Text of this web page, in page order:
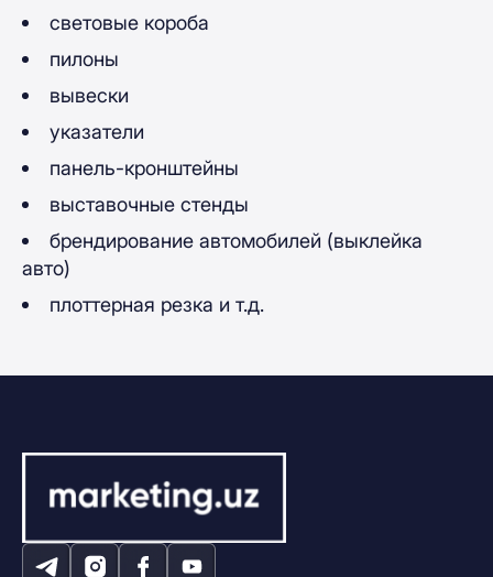
световые короба
пилоны
вывески
указатели
панель-кронштейны
выставочные стенды
брендирование автомобилей (выклейка
авто)
плоттерная резка и т.д.